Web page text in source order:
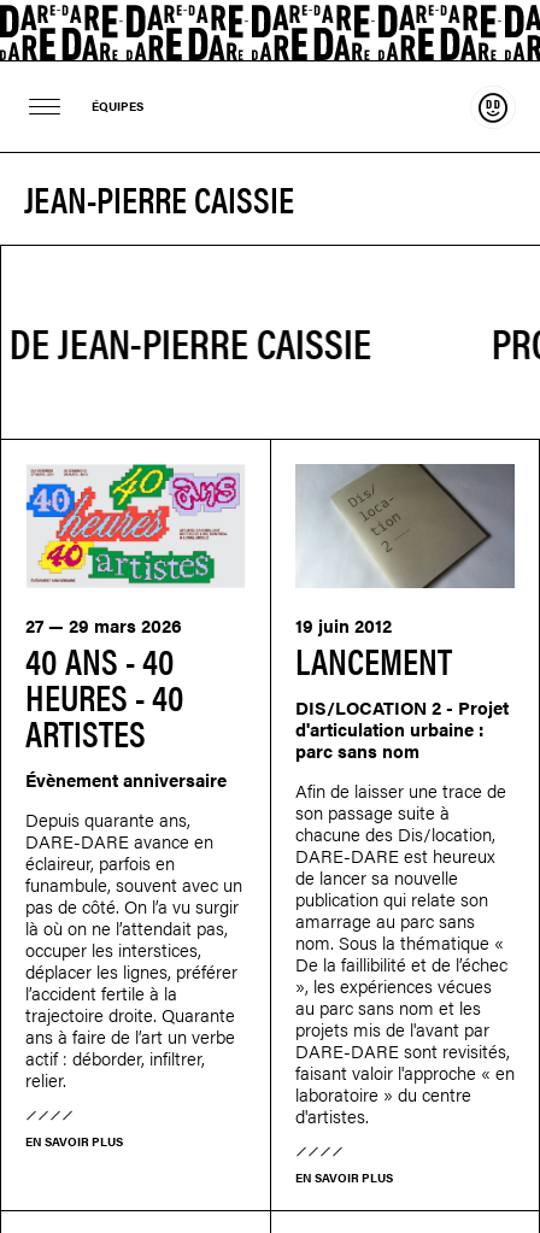
ÉQUIPES
JEAN-PIERRE CAISSIE
40 ANS - 40
HEURES - 40
ARTISTES
27 — 29 mars 2026
Évènement anniversaire
Depuis quarante ans,
DARE-DARE avance en
éclaireur, parfois en
funambule, souvent avec un
pas de côté. On l’a vu surgir
là où on ne l’attendait pas,
occuper les interstices,
déplacer les lignes, préférer
l’accident fertile à la
trajectoire droite. Quarante
ans à faire de l’art un verbe
actif : déborder, infiltrer,
relier.
EN SAVOIR PLUS
LANCEMENT
19 juin 2012
DIS/LOCATION 2 - Projet
d'articulation urbaine :
parc sans nom
Afin de laisser une trace de
son passage suite à
chacune des Dis/location,
DARE-DARE est heureux
de lancer sa nouvelle
publication qui relate son
amarrage au parc sans
nom. Sous la thématique «
De la faillibilité et de l’échec
», les expériences vécues
au parc sans nom et les
projets mis de l'avant par
DARE-DARE sont revisités,
faisant valoir l'approche « en
laboratoire » du centre
d'artistes.
EN SAVOIR PLUS